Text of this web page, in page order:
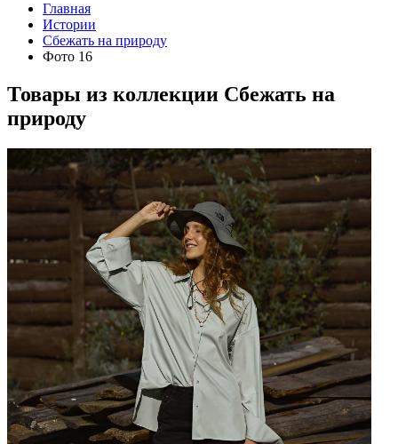
Главная
Истории
Сбежать на природу
Фото 16
Товары из коллекции Сбежать на
природу